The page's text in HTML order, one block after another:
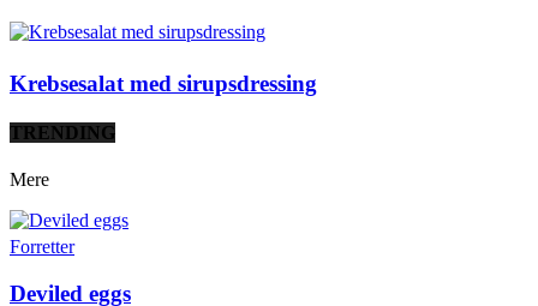
Krebsesalat med sirupsdressing
TRENDING
Mere
Forretter
Deviled eggs